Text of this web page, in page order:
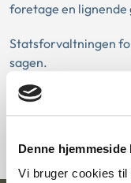
Denne
Vi bruger cookies til
foretage en lignende
Statsforvaltningen
sagen.
Download PDF